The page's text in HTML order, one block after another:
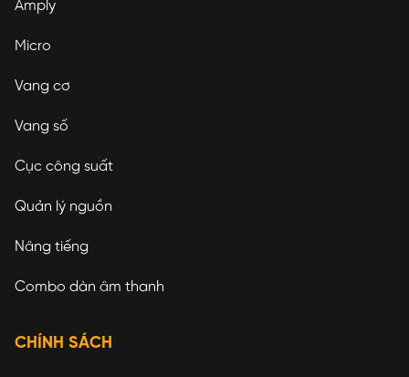
Amply
Micro
Vang cơ
Vang số
Cục công suất
Quản lý nguồn
Nâng tiếng
Combo dàn âm thanh
CHÍNH SÁCH